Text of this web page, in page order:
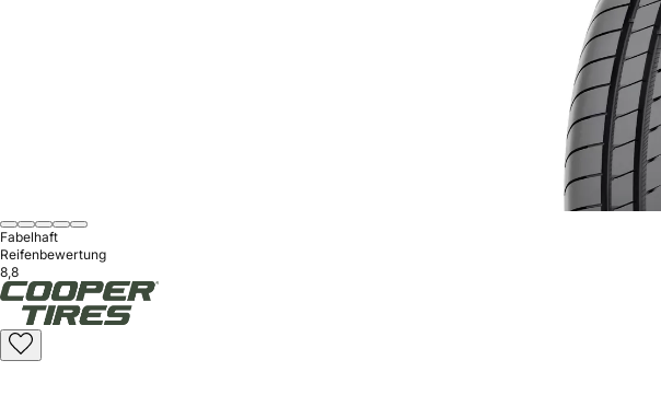
Fabelhaft
Reifenbewertung
8,8